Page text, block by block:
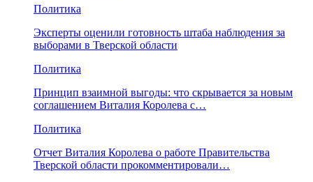
Политика
Эксперты оценили готовность штаба наблюдения за
выборами в Тверской области
Политика
Принцип взаимной выгоды: что скрывается за новым
соглашением Виталия Королева с…
Политика
Отчет Виталия Королева о работе Правительства
Тверской области прокомментировали…